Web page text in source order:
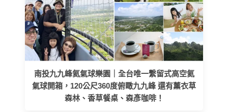
南投九九峰氦氣球樂園｜全台唯一繫留式高空氦
氣球開箱，120公尺360度俯瞰九九峰 還有薰衣草
森林、香草餐桌、森彥咖啡！